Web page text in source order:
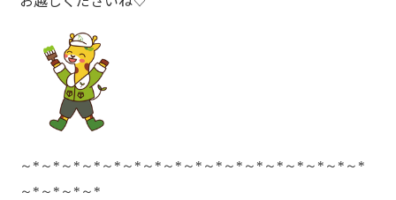
～ * ～ * ～ * ～ * ～ * ～ * ～ * ～ * ～ * ～ * ～ * ～ * ～ * ～ * ～ * ～ * ～ *
～ * ～ * ～ * ～ *